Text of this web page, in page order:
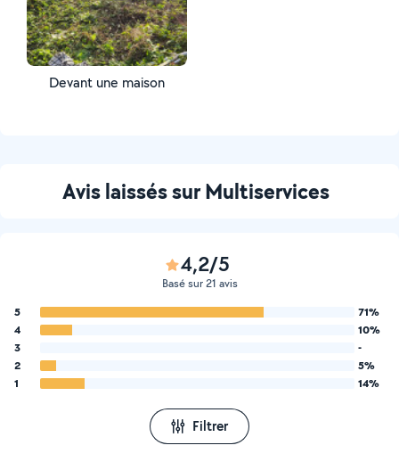
Devant une maison
Avis laissés sur Multiservices
4,2/5
Basé sur 21 avis
5
71%
4
10%
3
-
2
5%
1
14%
Filtrer